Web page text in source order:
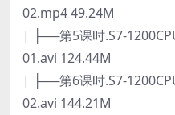
02.mp4 49.24M
| ├──第5课时.S7-
01.avi 124.44M
| ├──第6课时.S7-
02.avi 144.21M